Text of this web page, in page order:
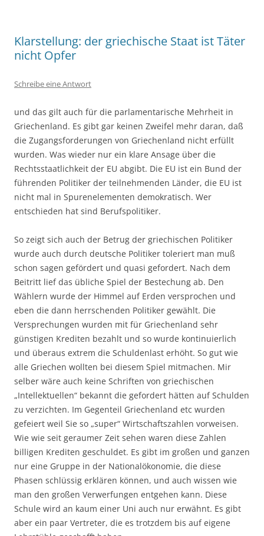
Klarstellung: der griechische Staat ist Täter
nicht Opfer
Schreibe eine Antwort
und das gilt auch für die parlamentarische Mehrheit in
Griechenland. Es gibt gar keinen Zweifel mehr daran, daß
die Zugangsforderungen von Griechenland nicht erfüllt
wurden. Was wieder nur ein klare Ansage über die
Rechtsstaatlichkeit der EU abgibt. Die EU ist ein Bund der
führenden Politiker der teilnehmenden Länder, die EU ist
nicht mal in Spurenelementen demokratisch. Wer
entschieden hat sind Berufspolitiker.
So zeigt sich auch der Betrug der griechischen Politiker
wurde auch durch deutsche Politiker toleriert man muß
schon sagen gefördert und quasi gefordert. Nach dem
Beitritt lief das übliche Spiel der Bestechung ab. Den
Wählern wurde der Himmel auf Erden versprochen und
eben die dann herrschenden Politiker gewählt. Die
Versprechungen wurden mit für Griechenland sehr
günstigen Krediten bezahlt und so wurde kontinuierlich
und überaus extrem die Schuldenlast erhöht. So gut wie
alle Griechen wollten bei diesem Spiel mitmachen. Mir
selber wäre auch keine Schriften von griechischen
„Intellektuellen“ bekannt die gefordert hätten auf Schulden
zu verzichten. Im Gegenteil Griechenland etc wurden
gefeiert weil Sie so „super“ Wirtschaftszahlen vorweisen.
Wie wie seit geraumer Zeit sehen waren diese Zahlen
billigen Krediten geschuldet. Es gibt im großen und ganzen
nur eine Gruppe in der Nationalökonomie, die diese
Phasen schlüssig erklären können, und auch wissen wie
man den großen Verwerfungen entgehen kann. Diese
Schule wird an kaum einer Uni auch nur erwähnt. Es gibt
aber ein paar Vertreter, die es trotzdem bis auf eigene